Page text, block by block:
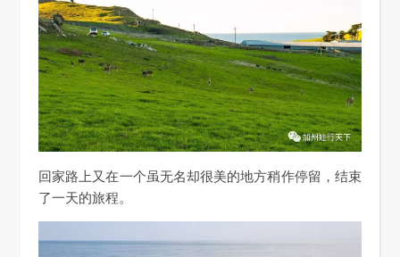
回家路上又在一个虽无名却很美的地方稍作停留，结束
了一天的旅程。